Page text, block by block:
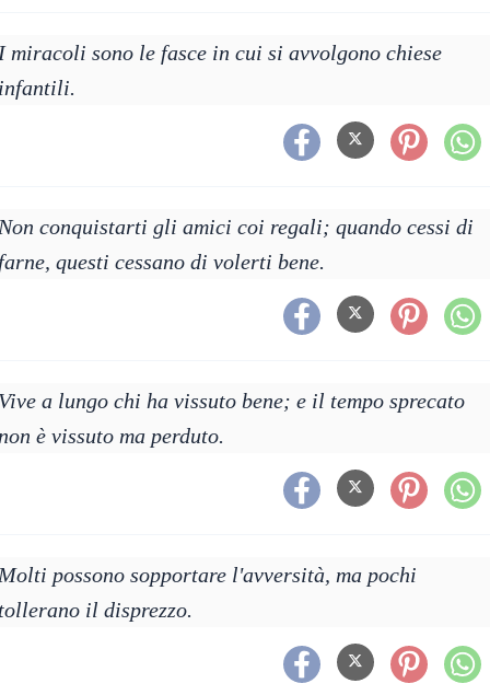
miracoli sono le fasce in cui si avvolgono chiese
conquistarti gli amici coi regali; quando cessi di
questi cessano di volerti bene.
a lungo chi ha vissuto bene; e il tempo sprecato
è vissuto ma perduto.
possono sopportare l'avversità, ma pochi
il disprezzo.